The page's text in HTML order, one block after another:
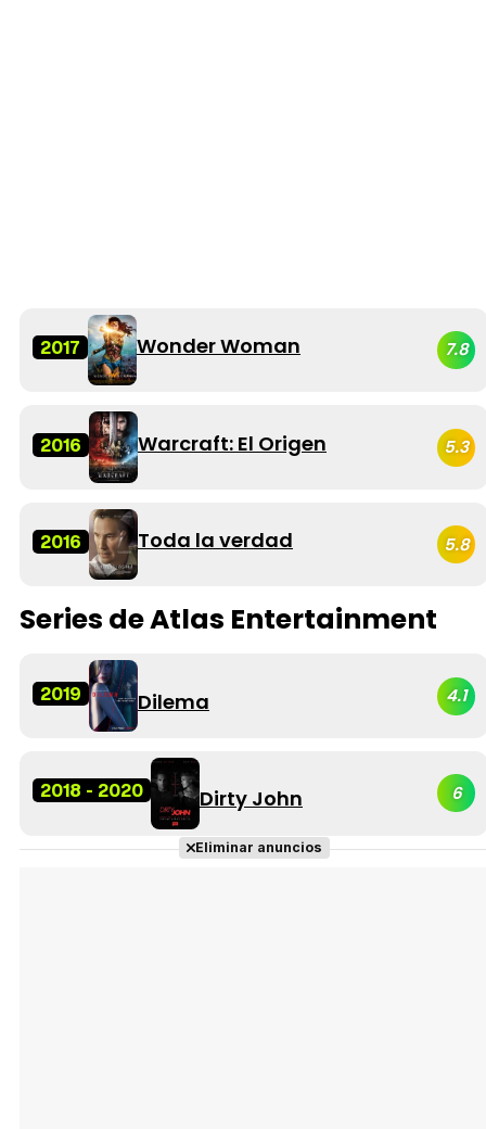
2017 Wonder Woman 7.8
2016 Warcraft: El Origen 5.3
2016 Toda la verdad 5.8
Series de Atlas Entertainment
2019 Dilema 4.1
2018 - 2020 Dirty John 6
Eliminar anuncios